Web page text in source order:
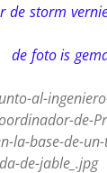
vernielde